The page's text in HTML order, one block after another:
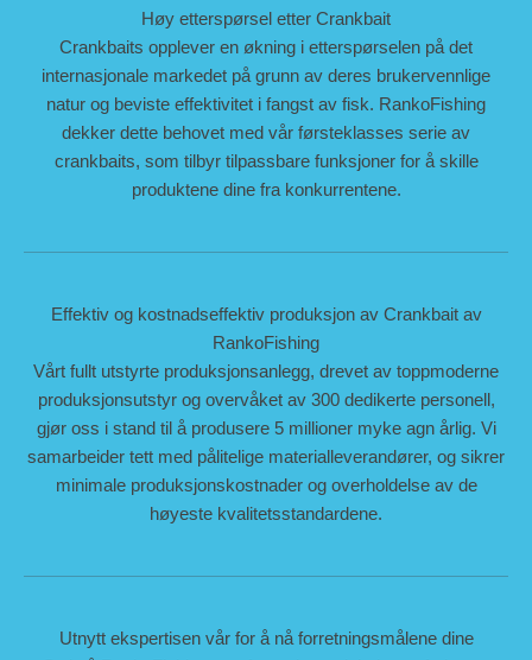
Høy etterspørsel etter Crankbait
Crankbaits opplever en økning i etterspørselen på det
internasjonale markedet på grunn av deres brukervennlige
natur og beviste effektivitet i fangst av fisk. RankoFishing
dekker dette behovet med vår førsteklasses serie av
crankbaits, som tilbyr tilpassbare funksjoner for å skille
produktene dine fra konkurrentene.
Effektiv og kostnadseffektiv produksjon av Crankbait av
RankoFishing
Vårt fullt utstyrte produksjonsanlegg, drevet av toppmoderne
produksjonsutstyr og overvåket av 300 dedikerte personell,
gjør oss i stand til å produsere 5 millioner myke agn årlig. Vi
samarbeider tett med pålitelige materialleverandører, og sikrer
minimale produksjonskostnader og overholdelse av de
høyeste kvalitetsstandardene.
Utnytt ekspertisen vår for å nå forretningsmålene dine